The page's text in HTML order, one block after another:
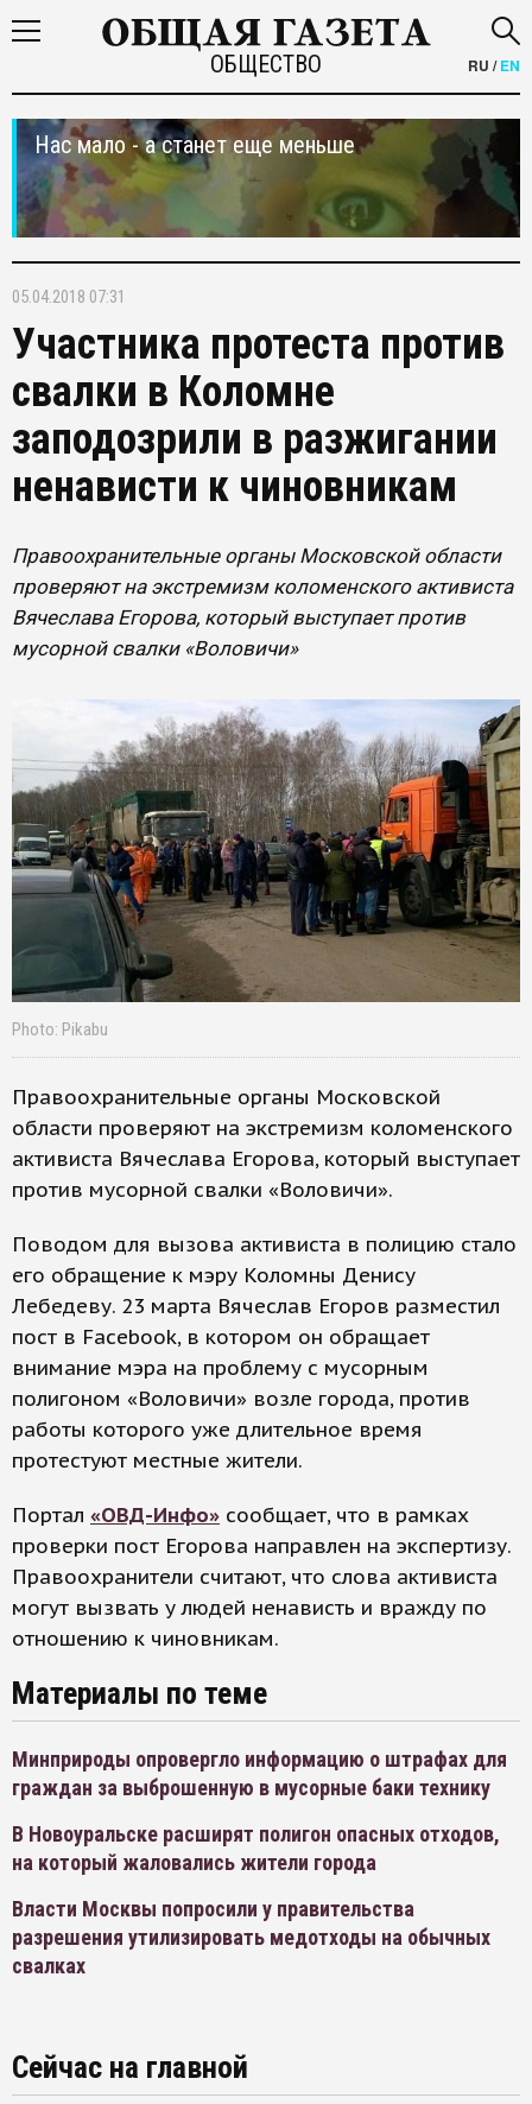
ОБЩЕСТВО RU /EN
Нас мало - а станет еще меньше
05.04.2018 07:31
Участника протеста против
свалки в Коломне
заподозрили в разжигании
ненависти к чиновникам
Правоохранительные органы Московской области
проверяют на экстремизм коломенского активиста
Вячеслава Егорова, который выступает против
мусорной свалки «Воловичи»
Photo: Pikabu
Правоохранительные органы Московской
области проверяют на экстремизм коломенского
активиста Вячеслава Егорова, который выступает
против мусорной свалки «Воловичи».
Поводом для вызова активиста в полицию стало
его обращение к мэру Коломны Денису
Лебедеву. 23 марта Вячеслав Егоров разместил
пост в Facebook, в котором он обращает
внимание мэра на проблему с мусорным
полигоном «Воловичи» возле города, против
работы которого уже длительное время
протестуют местные жители.
Портал «ОВД-Инфо» сообщает, что в рамках
проверки пост Егорова направлен на экспертизу.
Правоохранители считают, что слова активиста
могут вызвать у людей ненависть и вражду по
отношению к чиновникам.
Материалы по теме
Минприроды опровергло информацию о штрафах для
граждан за выброшенную в мусорные баки технику
В Новоуральске расширят полигон опасных отходов,
на который жаловались жители города
Власти Москвы попросили у правительства
разрешения утилизировать медотходы на обычных
свалках
Сейчас на главной